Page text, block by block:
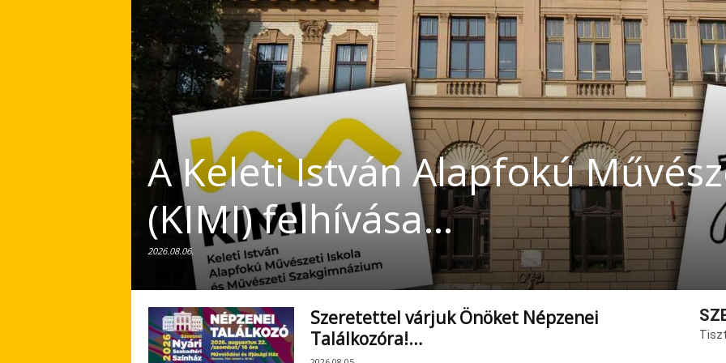
A Keleti István Alapfokú
(KIMI) felhívása…
2026.08.06.
Szeretettel várjuk Önöket Népzenei
Találkozóra!…